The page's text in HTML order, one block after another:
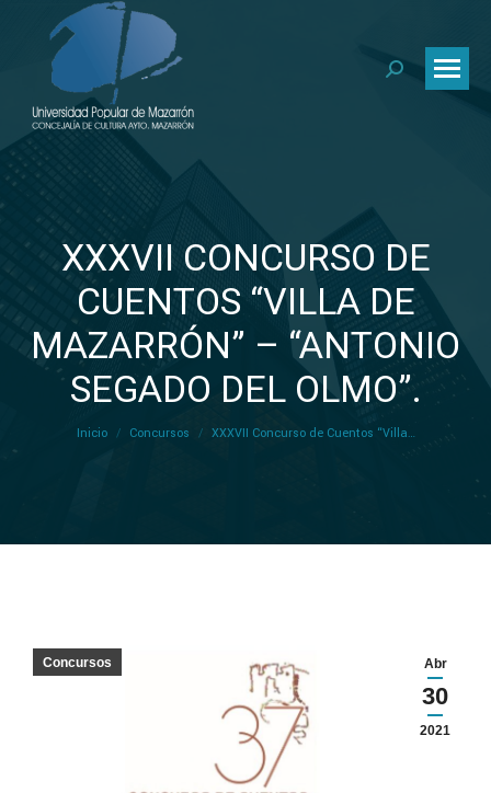
Buscar:
XXXVII CONCURSO DE
CUENTOS “VILLA DE
MAZARRÓN” – “ANTONIO
SEGADO DEL OLMO”.
Estás aquí:
Inicio Concursos XXXVII Concurso de Cuentos “Villa…
Abr
30
2021
Concursos